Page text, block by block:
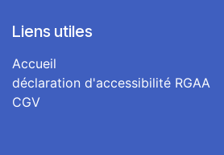
Liens utiles
Accueil
déclaration d'accessibilité RGAA
CGV